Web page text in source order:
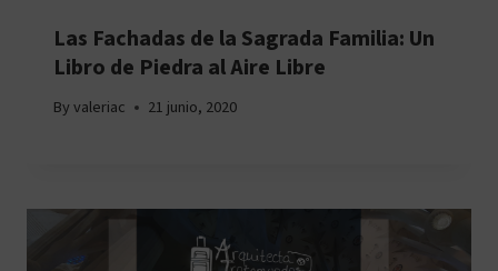
Las Fachadas de la Sagrada Familia: Un
Libro de Piedra al Aire Libre
Byvaleriac 21 junio, 2020